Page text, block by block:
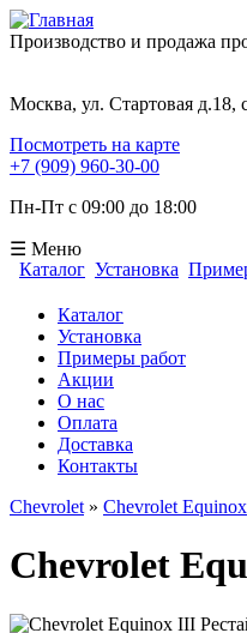
Производство и продажа
Москва, ул. Стартовая д.18,
Посмотреть на карте
+7 (909) 960-30-00
Пн-Пт с 09:00 до 18:00
☰ Меню
Каталог Установка
Каталог
Установка
Примеры работ
Акции
О нас
Оплата
Доставка
Контакты
Chevrolet » Chevrolet Equinox
Chevrolet